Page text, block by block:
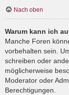
Nach oben
Warum kann ich
Manche Foren
vorbehalten sein.
schreiben oder
möglicherweise
Moderator oder
Berechtigungen.